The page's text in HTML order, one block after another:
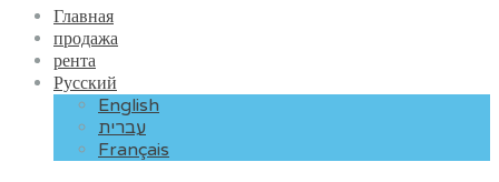
Главная
продажа
рента
Русский
English
עברית
Français